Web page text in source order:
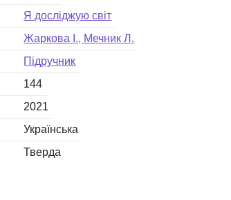
Я досліджую світ
Жаркова І., Мечник Л.
Підручник
144
2021
Українська
Тверда